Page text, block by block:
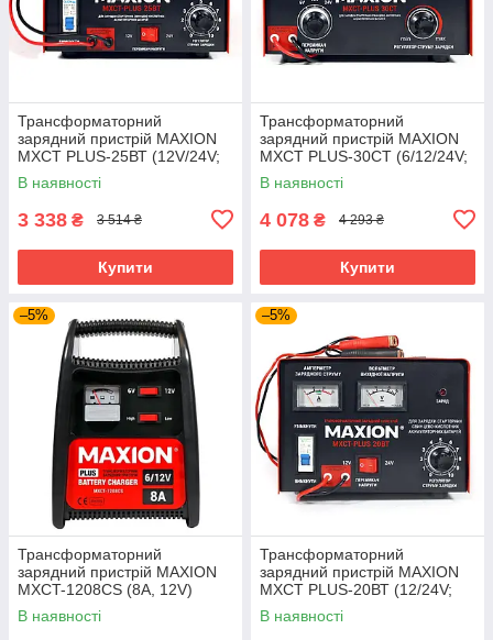
Трансформаторний
зарядний пристрій MAXION
MXCT PLUS-25ВТ (12V/24V;
25A)
В наявності
3 338 ₴ 3 514 ₴
Купити
Трансформаторний
зарядний пристрій MAXION
MXCT PLUS-30CT (6/12/24V;
30A)
В наявності
4 078 ₴ 4 293 ₴
Купити
–5%
Трансформаторний
зарядний пристрій MAXION
MXCT-1208CS (8A, 12V)
В наявності
–5%
Трансформаторний
зарядний пристрій MAXION
MXCT PLUS-20ВТ (12/24V;
20A)
В наявності